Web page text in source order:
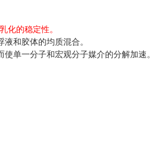
化的稳定性。
和胶体的均质混合。
单一分子和宏观分子媒介的分解加速。